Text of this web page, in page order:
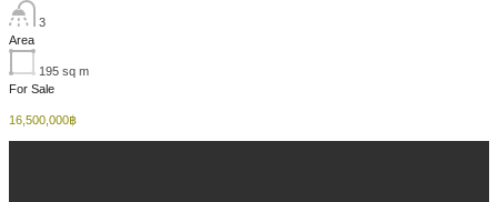
3
Area
195 sq m
For Sale
16,500,000฿